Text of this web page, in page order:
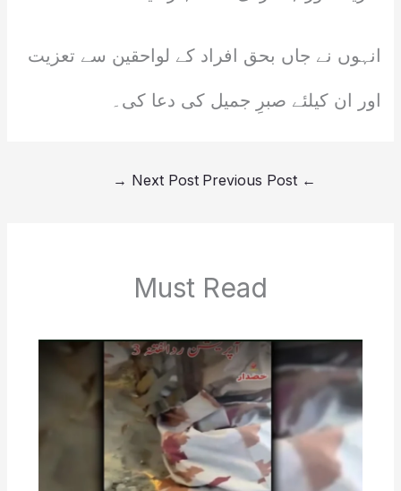
انہوں نے جاں بحق افراد کے لواحقین سے تعزیت
اور ان کیلئے صبرِ جمیل کی دعا کی۔
←
Next Post
→
Must Read